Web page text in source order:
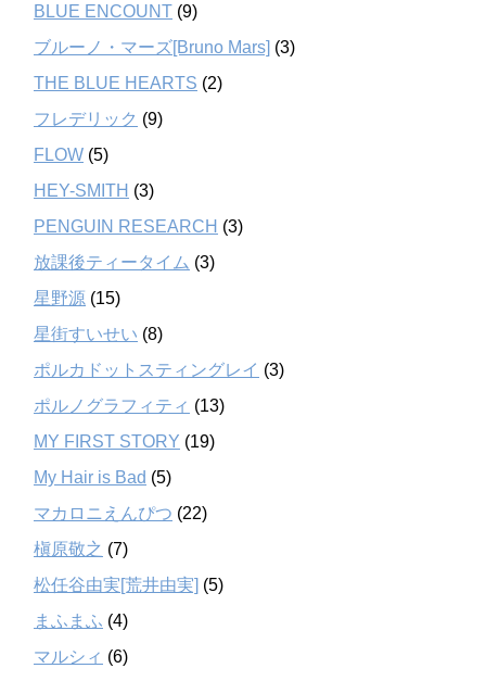
BLUE ENCOUNT (9)
ブルーノ・マーズ[Bruno Mars] (3)
THE BLUE HEARTS (2)
フレデリック (9)
FLOW (5)
HEY-SMITH (3)
PENGUIN RESEARCH (3)
放課後ティータイム (3)
星野源 (15)
星街すいせい (8)
ポルカドットスティングレイ (3)
ポルノグラフィティ (13)
MY FIRST STORY (19)
My Hair is Bad (5)
マカロニえんぴつ (22)
槇原敬之 (7)
松任谷由実[荒井由実] (5)
まふまふ (4)
マルシィ (6)